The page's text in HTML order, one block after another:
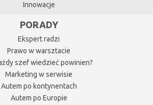
Innowacje
PORADY
Ekspert radzi
Prawo w warsztacie
szef wiedzieć powinien?
Marketing w serwisie
Autem po kontynentach
Autem po Europie